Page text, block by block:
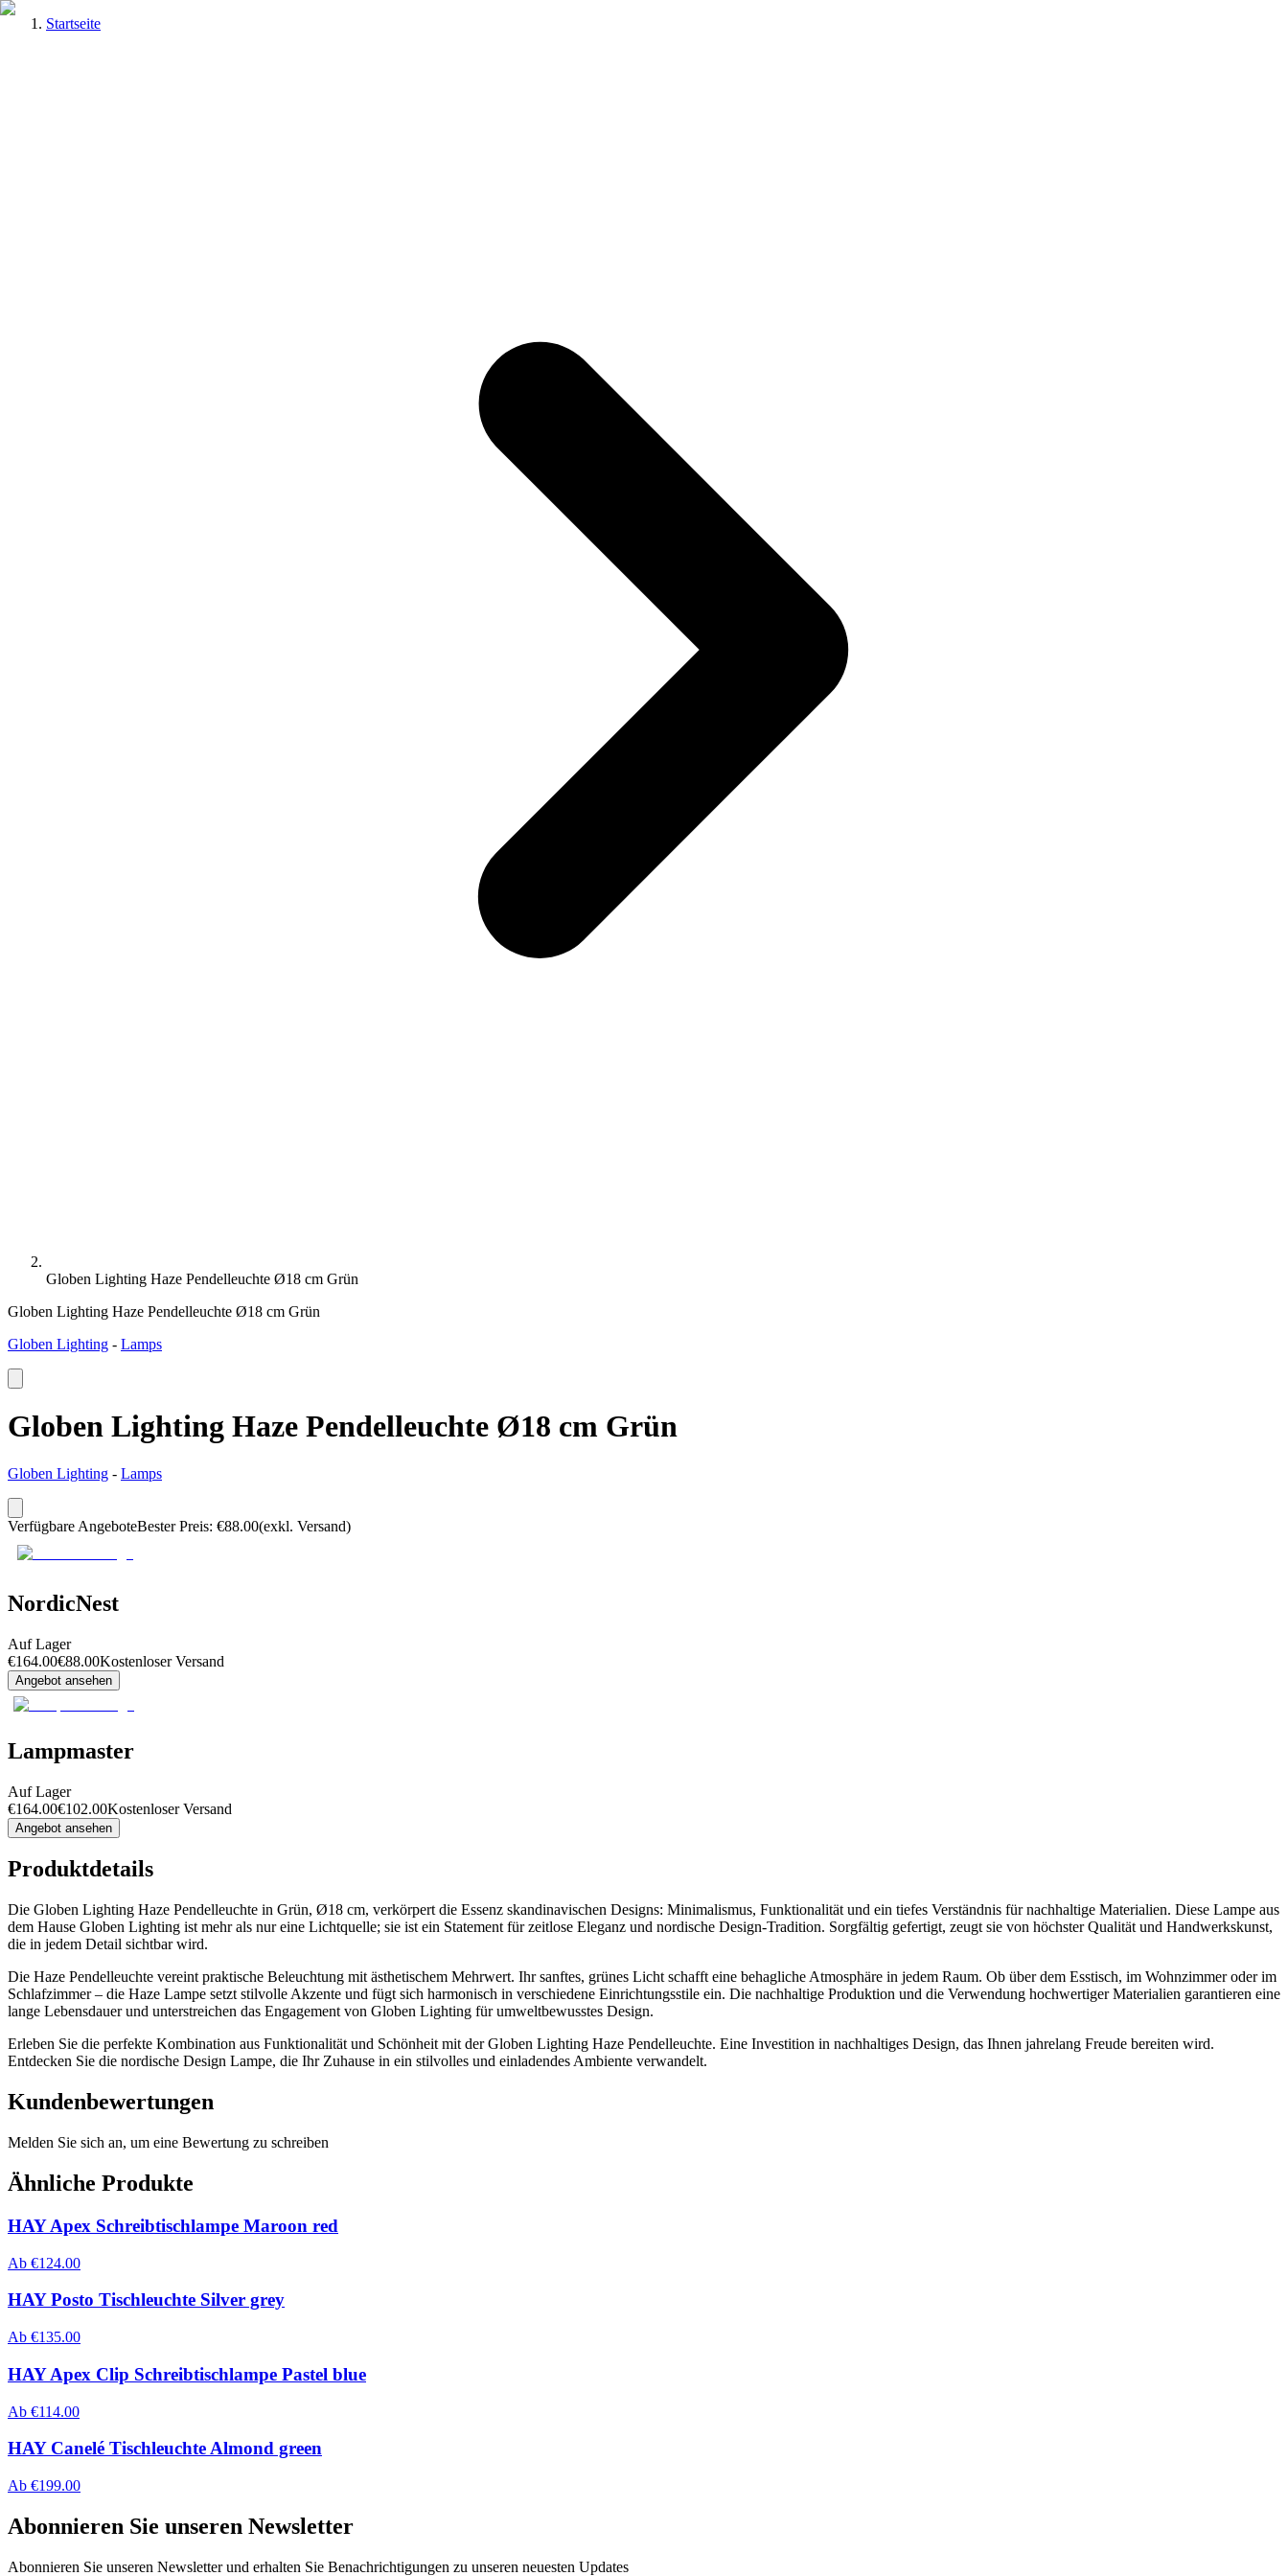
Startseite
Globen Lighting Haze Pendelleuchte Ø18 cm Grün
Globen Lighting Haze Pendelleuchte Ø18 cm Grün
Globen Lighting - Lamps
Globen Lighting Haze Pendelleuchte Ø18 cm Grün
Globen Lighting - Lamps
Verfügbare AngeboteBester Preis: €88.00(exkl. Versand)
NordicNest
Auf Lager
€164.00€88.00Kostenloser Versand
Angebot ansehen
Lampmaster
Auf Lager
€164.00€102.00Kostenloser Versand
Angebot ansehen
Produktdetails
Die Globen Lighting Haze Pendelleuchte in Grün, Ø18 cm, verkörpert die Essenz skandinavischen Designs: Minimalismus, Funktionalität und ein tiefes Verständnis für nachhaltige Materialien. Diese Lampe aus
dem Hause Globen Lighting ist mehr als nur eine Lichtquelle; sie ist ein Statement für zeitlose Eleganz und nordische Design-Tradition. Sorgfältig gefertigt, zeugt sie von höchster Qualität und Handwerkskunst,
die in jedem Detail sichtbar wird.
Die Haze Pendelleuchte vereint praktische Beleuchtung mit ästhetischem Mehrwert. Ihr sanftes, grünes Licht schafft eine behagliche Atmosphäre in jedem Raum. Ob über dem Esstisch, im Wohnzimmer oder im
Schlafzimmer – die Haze Lampe setzt stilvolle Akzente und fügt sich harmonisch in verschiedene Einrichtungsstile ein. Die nachhaltige Produktion und die Verwendung hochwertiger Materialien garantieren eine
lange Lebensdauer und unterstreichen das Engagement von Globen Lighting für umweltbewusstes Design.
Erleben Sie die perfekte Kombination aus Funktionalität und Schönheit mit der Globen Lighting Haze Pendelleuchte. Eine Investition in nachhaltiges Design, das Ihnen jahrelang Freude bereiten wird.
Entdecken Sie die nordische Design Lampe, die Ihr Zuhause in ein stilvolles und einladendes Ambiente verwandelt.
Kundenbewertungen
Melden Sie sich an, um eine Bewertung zu schreiben
Ähnliche Produkte
HAY Apex Schreibtischlampe Maroon red
Ab €124.00
HAY Posto Tischleuchte Silver grey
Ab €135.00
HAY Apex Clip Schreibtischlampe Pastel blue
Ab €114.00
HAY Canelé Tischleuchte Almond green
Ab €199.00
Abonnieren Sie unseren Newsletter
Abonnieren Sie unseren Newsletter und erhalten Sie Benachrichtigungen zu unseren neuesten Updates